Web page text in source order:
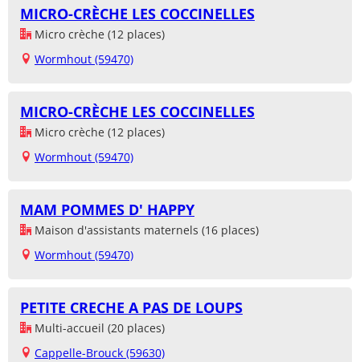
MICRO-CRÈCHE LES COCCINELLES
Micro crèche (12 places)
Wormhout (59470)
MICRO-CRÈCHE LES COCCINELLES
Micro crèche (12 places)
Wormhout (59470)
MAM POMMES D' HAPPY
Maison d'assistants maternels (16 places)
Wormhout (59470)
PETITE CRECHE A PAS DE LOUPS
Multi-accueil (20 places)
Cappelle-Brouck (59630)